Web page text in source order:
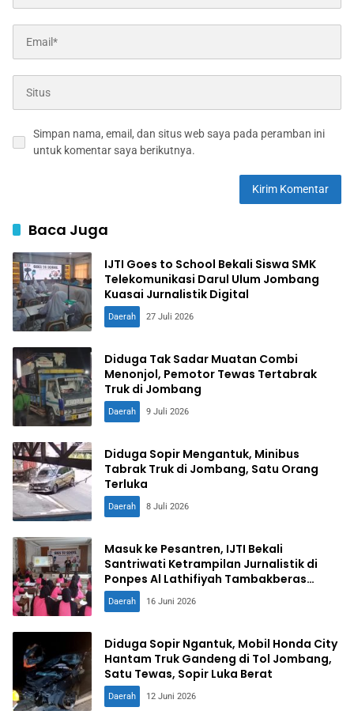
Simpan nama, email, dan situs web saya pada peramban ini
untuk komentar saya berikutnya.
Baca Juga
IJTI Goes to School Bekali Siswa SMK
Telekomunikasi Darul Ulum Jombang
Kuasai Jurnalistik Digital
Daerah 27 Juli 2026
Diduga Tak Sadar Muatan Combi
Menonjol, Pemotor Tewas Tertabrak
Truk di Jombang
Daerah 9 Juli 2026
Diduga Sopir Mengantuk, Minibus
Tabrak Truk di Jombang, Satu Orang
Terluka
Daerah 8 Juli 2026
Masuk ke Pesantren, IJTI Bekali
Santriwati Ketrampilan Jurnalistik di
Ponpes Al Lathifiyah Tambakberas
Jombang
Daerah 16 Juni 2026
Diduga Sopir Ngantuk, Mobil Honda City
Hantam Truk Gandeng di Tol Jombang,
Satu Tewas, Sopir Luka Berat
Daerah 12 Juni 2026